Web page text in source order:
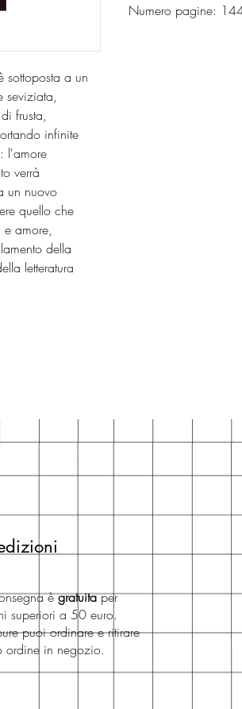
sottoposta a un
seviziata,
frusta,
infinite
l'amore
verrà
un nuovo
quello che
amore,
della
letteratura
Numero pagine:
ègratuitaper
superiori a 50 euro.
puoi ordinare e ritirare
ordine in negozio.